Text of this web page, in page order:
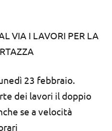
VIA I LAVORI PER LA
23 febbraio.
dei lavori il doppio
se a velocità